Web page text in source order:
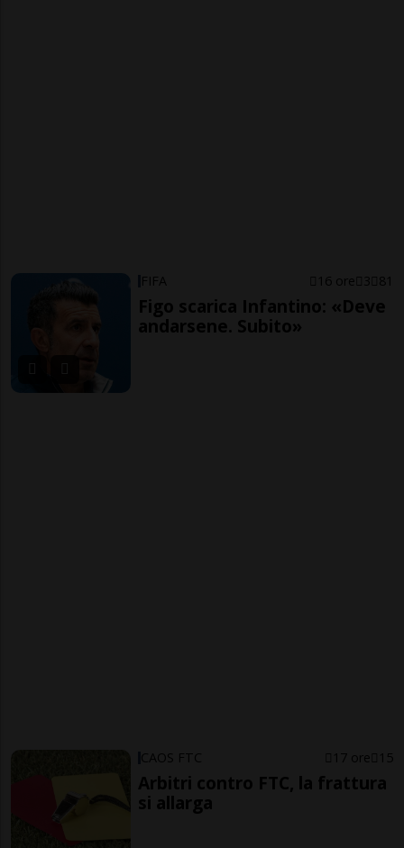
FIFA 16 ore 3 81
Figo scarica Infantino: «Deve
andarsene. Subito»
CAOS FTC 17 ore 15
Arbitri contro FTC, la frattura
si allarga